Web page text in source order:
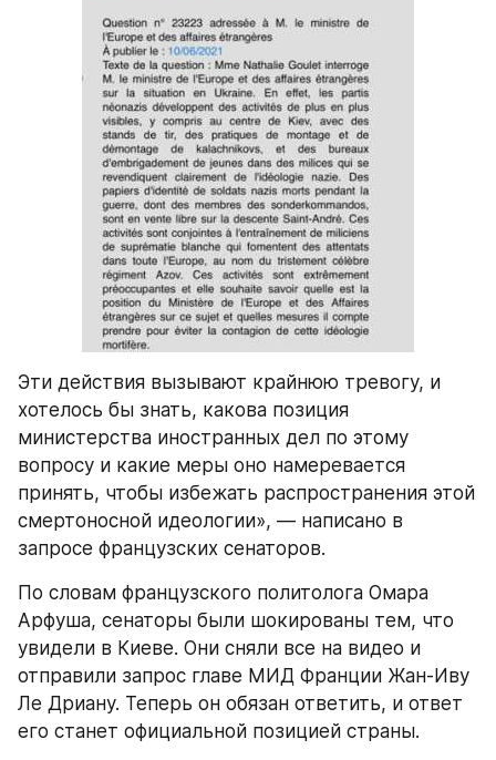
Эти действия вызывают крайнюю тревогу, и
хотелось бы знать, какова позиция
министерства иностранных дел по этому
вопросу и какие меры оно намеревается
принять, чтобы избежать распространения этой
смертоносной идеологии», — написано в
запросе французских сенаторов.
По словам французского политолога Омара
Арфуша, сенаторы были шокированы тем, что
увидели в Киеве. Они сняли все на видео и
отправили запрос главе МИД Франции Жан-Иву
Ле Дриану. Теперь он обязан ответить, и ответ
его станет официальной позицией страны.